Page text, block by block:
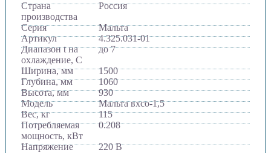
Страна
производства
Россия
Серия
Мальта
Артикул
4.325.031-01
Диапазон t на
охлаждение, С
до 7
Ширина, мм
1500
Глубина, мм
1060
Высота, мм
930
Модель
Мальта вхсо-1,5
Вес, кг
115
Потребляемая
мощность, кВт
0.208
Напряжение 220 В